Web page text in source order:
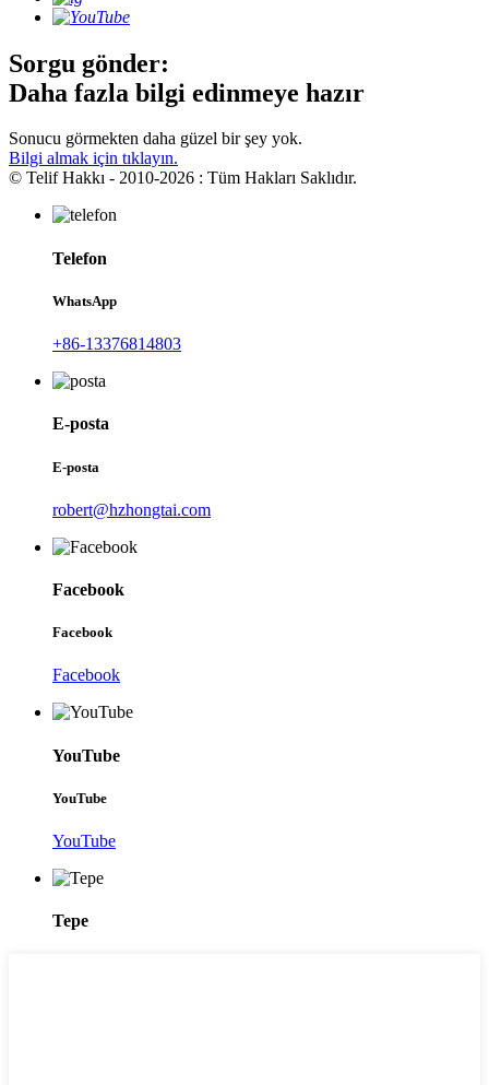
Sorgu gönder:
Daha fazla bilgi edinmeye hazır
Sonucu görmekten daha güzel bir şey yok.
Bilgi almak için tıklayın.
© Telif Hakkı - 2010-2026 : Tüm Hakları Saklıdır.
Telefon
WhatsApp
+86-13376814803
E-posta
E-posta
robert@hzhongtai.com
Facebook
Facebook
Facebook
YouTube
YouTube
YouTube
Tepe